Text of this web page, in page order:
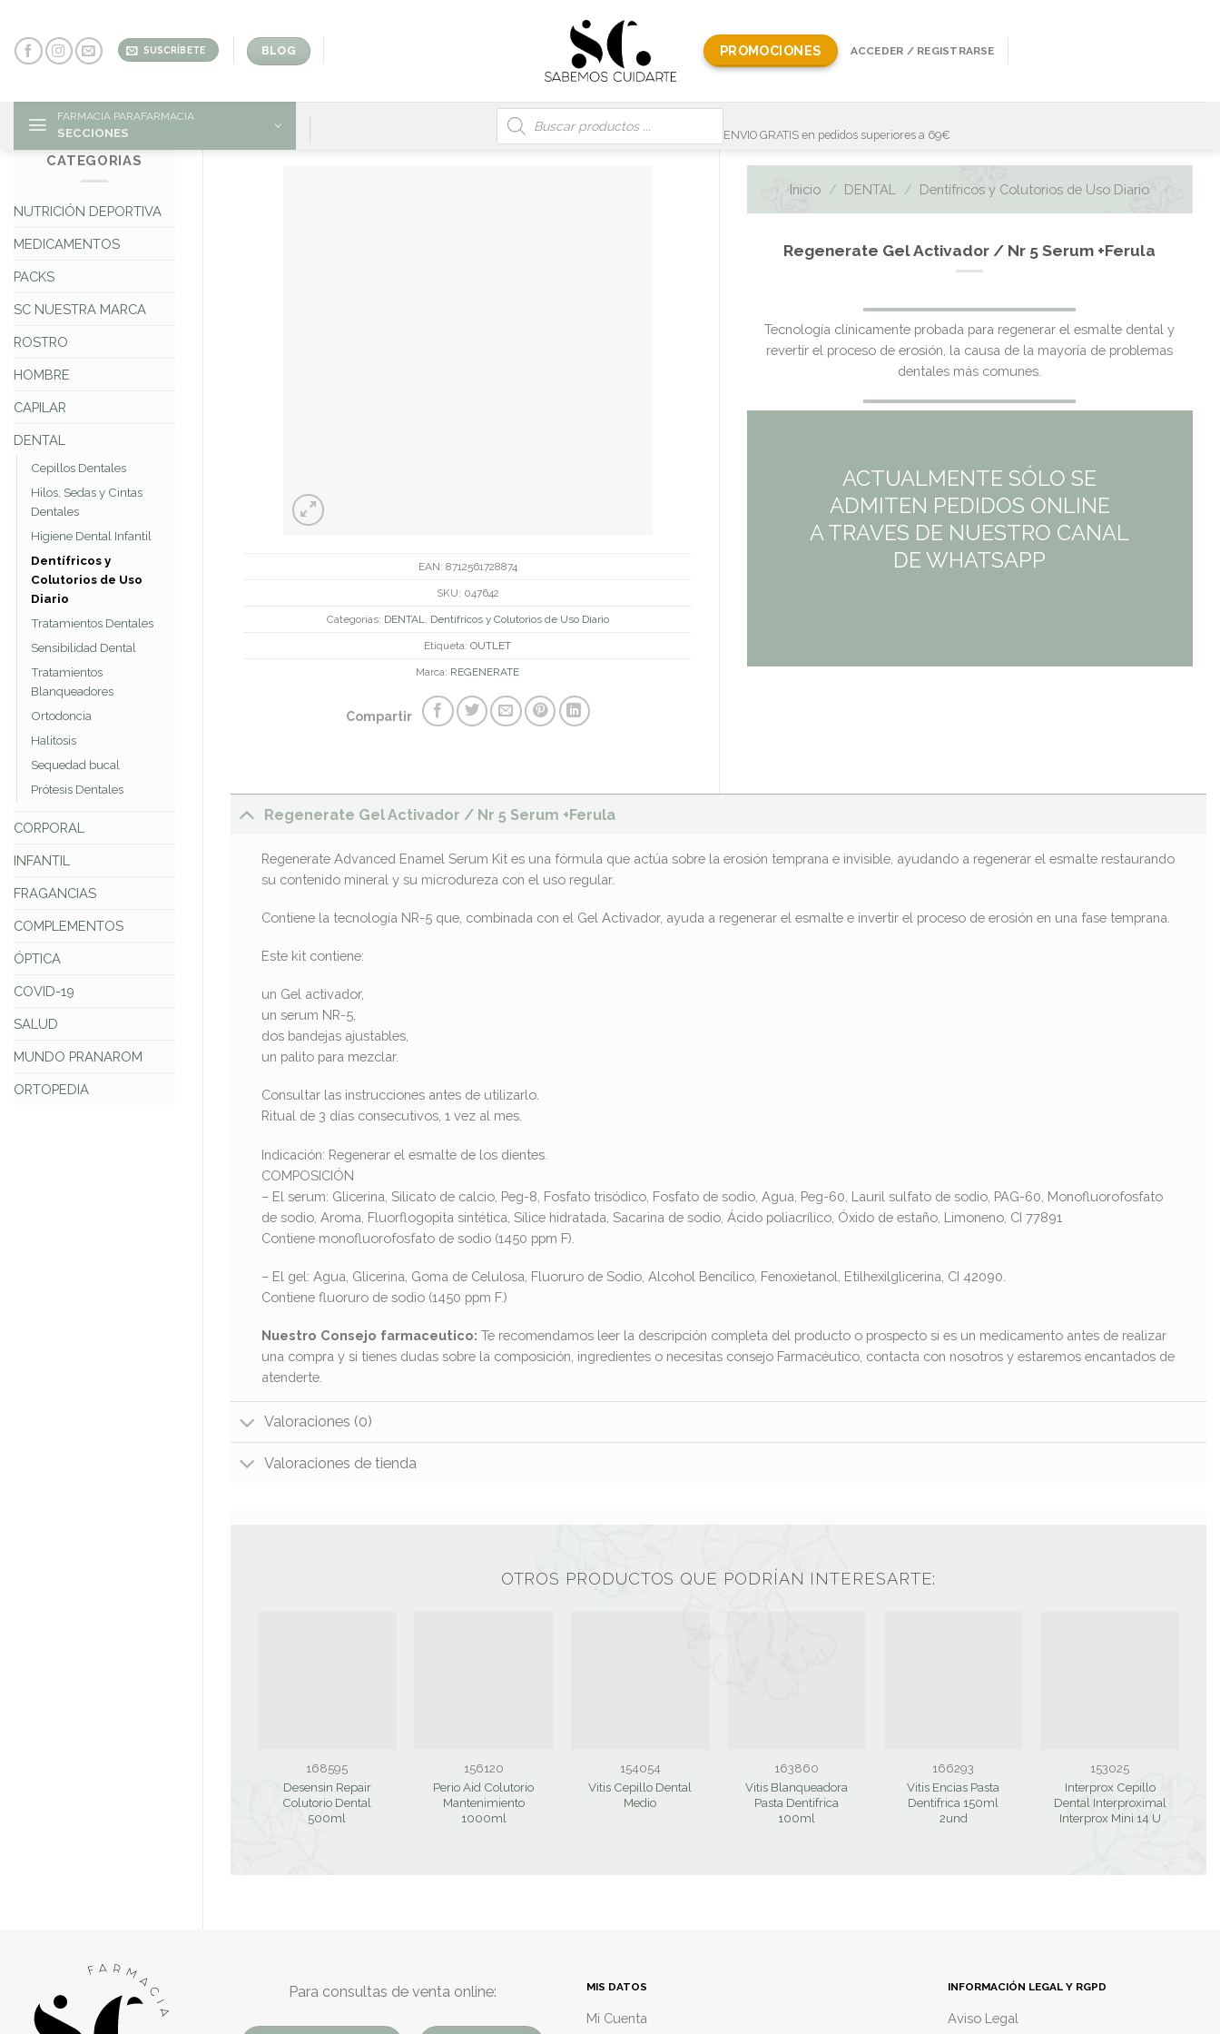
content
SUSCRÍBETE BLOG PROMOCIONES ACCEDER / REGISTRARSE
FARMACIA PARAFARMACIA
SECCIONES
Búsqueda
de
productos
ENVIO GRATIS en pedidos superiores a 69€
CATEGORIAS
NUTRICIÓN DEPORTIVA
MEDICAMENTOS
PACKS
SC NUESTRA MARCA
ROSTRO
HOMBRE
CAPILAR
DENTAL
Cepillos Dentales
Hilos, Sedas y Cintas
Dentales
Higiene Dental Infantil
Dentífricos y
Colutorios de Uso
Diario
Tratamientos Dentales
Sensibilidad Dental
Tratamientos
Blanqueadores
Ortodoncia
Halitosis
Sequedad bucal
Prótesis Dentales
CORPORAL
INFANTIL
FRAGANCIAS
COMPLEMENTOS
ÓPTICA
COVID-19
SALUD
MUNDO PRANAROM
ORTOPEDIA
EAN: 8712561728874
SKU: 047642
Categorías: DENTAL, Dentífricos y Colutorios de Uso Diario
Etiqueta:OUTLET
Marca: REGENERATE
Compartir
Inicio / DENTAL / Dentífricos y Colutorios de Uso Diario
Regenerate Gel Activador / Nr 5 Serum +Ferula
Tecnología clínicamente probada para regenerar el esmalte dental y
revertir el proceso de erosión, la causa de la mayoría de problemas
dentales más comunes.
ACTUALMENTE SÓLO SE
ADMITEN PEDIDOS ONLINE
A TRAVES DE NUESTRO CANAL
DE WHATSAPP
Regenerate Gel Activador / Nr 5 Serum +Ferula
Regenerate Advanced Enamel Serum Kit es una fórmula que actúa sobre la erosión temprana e invisible, ayudando a regenerar el esmalte restaurando
su contenido mineral y su microdureza con el uso regular.
Contiene la tecnología NR-5 que, combinada con el Gel Activador, ayuda a regenerar el esmalte e invertir el proceso de erosión en una fase temprana.
Este kit contiene:
un Gel activador,
un serum NR-5,
dos bandejas ajustables,
un palito para mezclar.
Consultar las instrucciones antes de utilizarlo.
Ritual de 3 días consecutivos, 1 vez al mes.
Indicación: Regenerar el esmalte de los dientes.
COMPOSICIÓN
– El serum: Glicerina, Silicato de calcio, Peg-8, Fosfato trisódico, Fosfato de sodio, Agua, Peg-60, Lauril sulfato de sodio, PAG-60, Monofluorofosfato
de sodio, Aroma, Fluorflogopita sintética, Sílice hidratada, Sacarina de sodio, Ácido poliacrílico, Óxido de estaño, Limoneno, CI 77891
Contiene monofluorofosfato de sodio (1450 ppm F).
– El gel: Agua, Glicerina, Goma de Celulosa, Fluoruro de Sodio, Alcohol Bencílico, Fenoxietanol, Etilhexilglicerina, CI 42090.
Contiene fluoruro de sodio (1450 ppm F.)
Nuestro Consejo farmaceutico: Te recomendamos leer la descripción completa del producto o prospecto si es un medicamento antes de realizar
una compra y si tienes dudas sobre la composición, ingredientes o necesitas consejo Farmacéutico, contacta con nosotros y estaremos encantados de
atenderte.
Valoraciones (0)
Valoraciones de tienda
OTROS PRODUCTOS QUE PODRÍAN INTERESARTE:
168595
Desensin Repair
Colutorio Dental
500ml
156120
Perio Aid Colutorio
Mantenimiento
1000ml
154054
Vitis Cepillo Dental
Medio
163860
Vitis Blanqueadora
Pasta Dentifrica
100ml
166293
Vitis Encias Pasta
Dentifrica 150ml
2und
153025
Interprox Cepillo
Dental Interproximal
Interprox Mini 14 U
Para consultas de venta online: MIS DATOS
Mi Cuenta
INFORMACIÓN LEGAL Y RGPD
Aviso Legal